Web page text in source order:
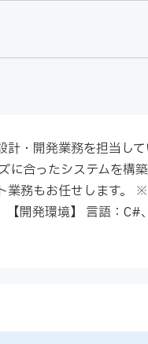
・開発業務を担当し
に合ったシステムを構
業務もお任せします。
開発環境】 言語：C#